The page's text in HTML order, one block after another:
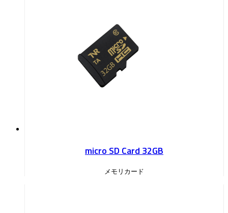
micro SD Card 32GB
メモリカード